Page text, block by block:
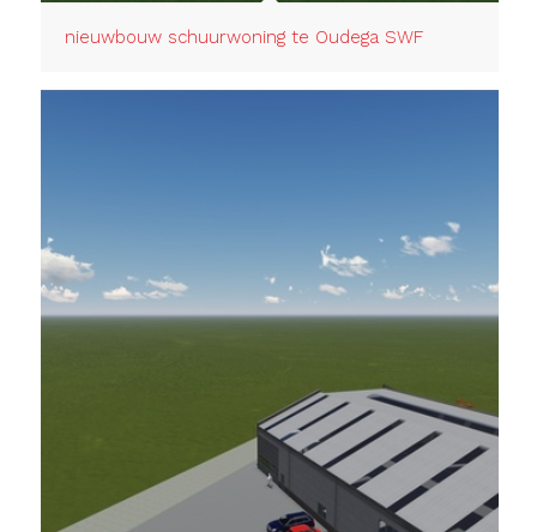
nieuwbouw schuurwoning te Oudega SWF